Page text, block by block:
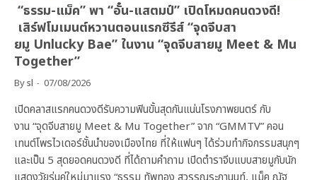
“ธรรม-แม็ค” พา “อั๋น-แสตมป์” เปิดโหมดคนดวงดี!
เสิร์ฟโมเมนต์หวานตอนแรกซีรีส์ “จุดจีบสา
ยมู Unlucky Bae” ในงาน “จุดจีบสายมู Meet & Mu
Together”
Bysl 07/08/2026
เปิดคลาสแรกคนดวงดีรับความฟินขั้นสุดกันแน่นโรงภาพยนตร์ กับ
งาน “จุดจีบสายมู Meet & Mu Together” จาก “GMMTV” คอน
เทนต์โพรไวเดอร์ชั้นนำของเมืองไทย ที่ให้แฟนๆ ได้ร่วมทำกิจกรรมสนุกๆ
และเป็น 5 สุดยอดคนดวงดี ที่ได้ถามคำถาม เปิดตำราจีบแบบสายมูกับนัก